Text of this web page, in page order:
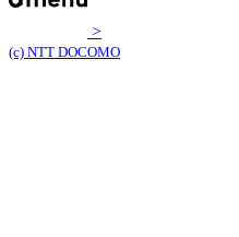
>
(c) NTT DOCOMO